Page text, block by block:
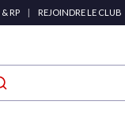
RP | REJOINDRE LE CLUB